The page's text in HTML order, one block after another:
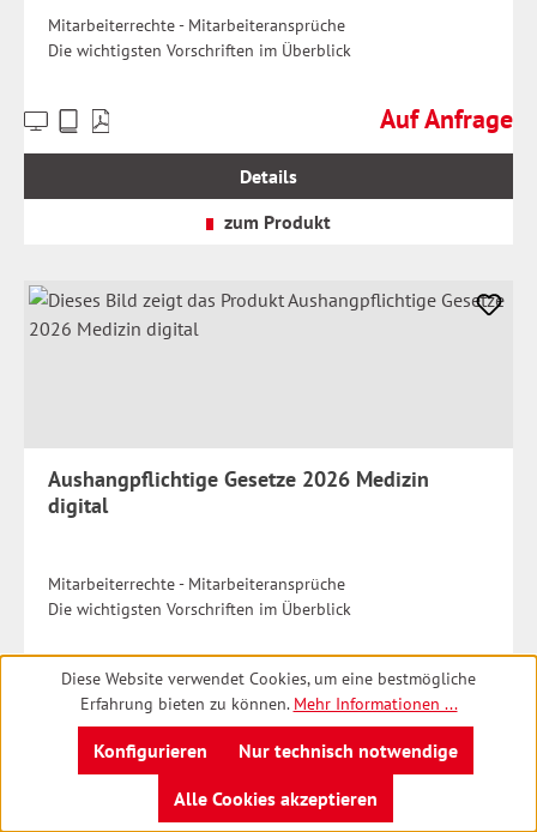
Mitarbeiterrechte - Mitarbeiteransprüche
Die wichtigsten Vorschriften im Überblick
Regulärer Preis:
Auf Anfrage
Preise
Details
zum Produkt
Aushangpflichtige Gesetze 2026 Medizin
digital
Mitarbeiterrechte - Mitarbeiteransprüche
Die wichtigsten Vorschriften im Überblick
Regulärer Preis:
Auf Anfrage
Preise
Versandkosten
Diese Website verwendet Cookies, um eine bestmögliche
Erfahrung bieten zu können. Mehr Informationen ...
Nur technisch notwendige
Konfigurieren
Alle Cookies akzeptieren